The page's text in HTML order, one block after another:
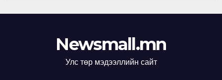
Newsmall.mn
Улс төр мэдээллийн сайт